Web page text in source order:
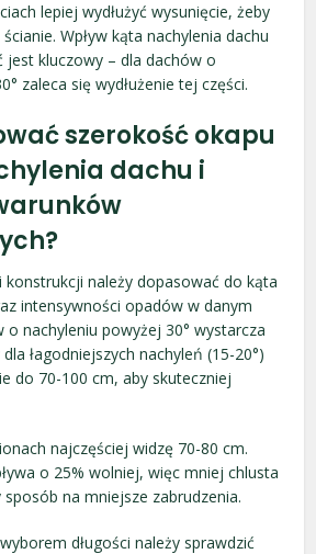
lepiej wydłużyć wysunięcie, żeby
Wpływ kąta nachylenia dachu
jest kluczowy – dla dachów o
zaleca się wydłużenie tej części.
szerokość okapu
dachu i
konstrukcji należy dopasować do kąta
intensywności opadów w danym
o nachyleniu powyżej 30° wystarcza
łagodniejszych nachyleń (15-20°)
do 70-100 cm, aby skuteczniej
najczęściej widzę 70-80 cm.
o 25% wolniej, więc mniej chlusta
na mniejsze zabrudzenia.
długości należy sprawdzić